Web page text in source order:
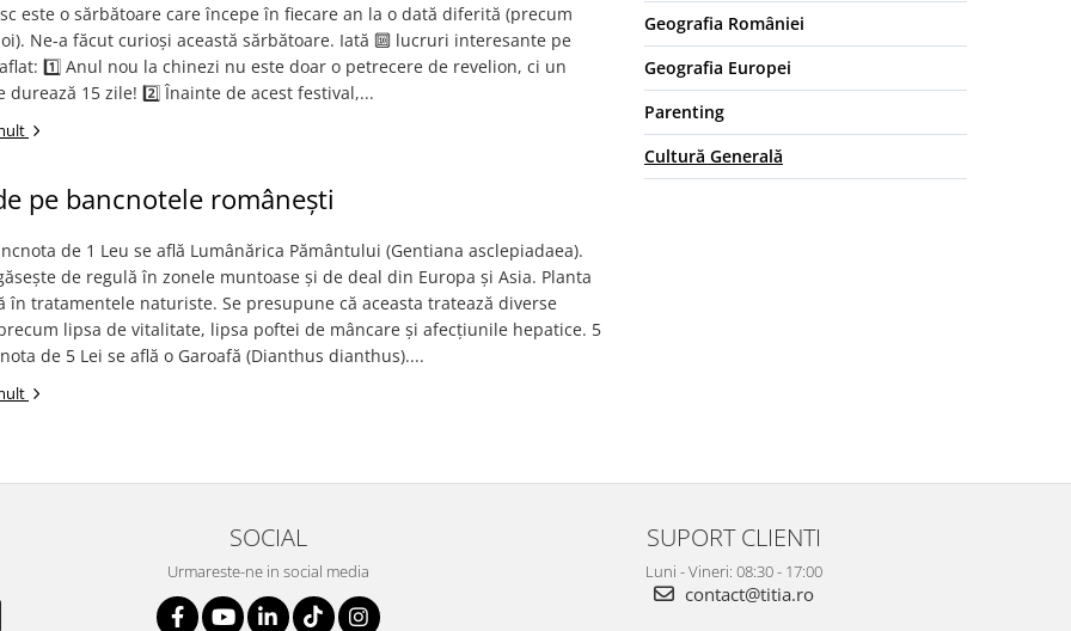
este o sărbătoare care începe în fiecare an la o dată diferită (precum
Ne-a făcut curioși această sărbătoare. Iată 🔟 lucruri interesante pe
1️⃣ Anul nou la chinezi nu este doar o petrecere de revelion, ci un
durează 15 zile! 2️⃣ Înainte de acest festival,...
pe bancnotele românești
de 1 Leu se află Lumânărica Pământului (Gentiana asclepiadaea).
de regulă în zonele muntoase și de deal din Europa și Asia. Planta
în tratamentele naturiste. Se presupune că aceasta tratează diverse
lipsa de vitalitate, lipsa poftei de mâncare și afecțiunile hepatice. 5
de 5 Lei se află o Garoafă (Dianthus dianthus)....
Geografia României
Geografia Europei
Parenting
Cultură Generală
SOCIAL
Urmareste-ne in social media
SUPORT CLIENTI
Luni - Vineri: 08:30 - 17:00
contact@titia.ro